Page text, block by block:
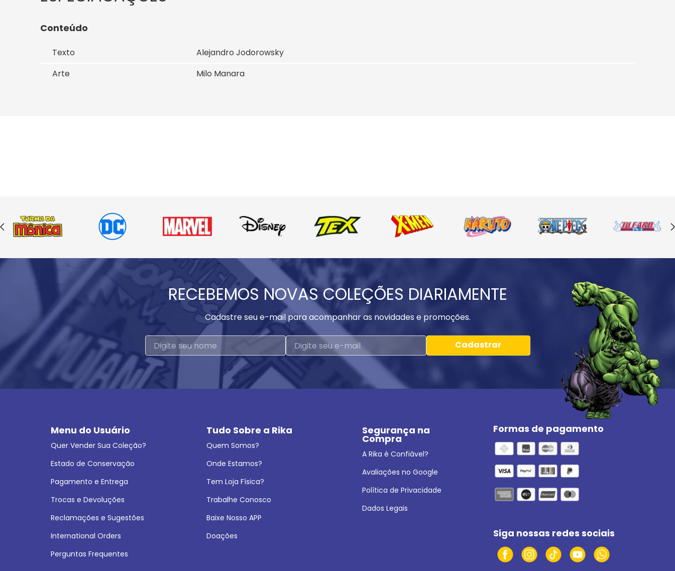
Conteúdo
Texto
Alejandro Jodorowsky
Arte
Milo Manara
RECEBEMOS NOVAS COLEÇÕES DIARIAMENTE
Cadastre seu e-mail para acompanhar as novidades e promoções.
Cadastrar
Menu do Usuário
Quer Vender Sua Coleção?
Estado de Conservação
Pagamento e Entrega
Trocas e Devoluções
Reclamações e Sugestões
International Orders
Perguntas Frequentes
Tudo Sobre a Rika
Quem Somos?
Onde Estamos?
Tem Loja Física?
Trabalhe Conosco
Baixe Nosso APP
Doações
Segurança na
Compra
A Rika é Confiável?
Avaliações no Google
Política de Privacidade
Dados Legais
Formas de pagamento
Siga nossas redes sociais